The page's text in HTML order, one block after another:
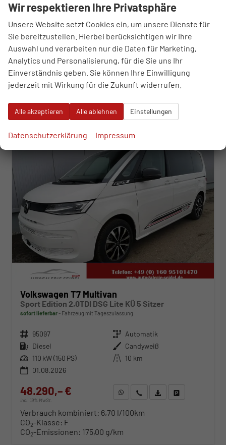
109014
Automatik
Kraftstoff Diesel Außenfarbe Puregrey
Leistung 110 kW (150 PS) Kilometerstand 10 km
01.11.2025
48.190,– €
incl. 19% MwSt.
WhatsApp anfragen
Wir rufen Sie anFahrzeugexposé (PDF)
Fahrzeug parken
CO -Klasse:F
CO2-Emissionen:175,00 g/km
ab 490,– € mtl.
Volkswagen T7 Multivan
Sport Edition 2,0TDI DSG Lite KÜ 5 Sitzer
sofort lieferbar Fahrzeug mit Tageszulassung
Fahrzeugnr. 95097 Getriebe Automatik
Kraftstoff Diesel Außenfarbe Candyweiß
Leistung 110 kW (150 PS) Kilometerstand 10 km
01.08.2026
48.290,– €
incl. 19% MwSt.
WhatsApp anfragen
Wir rufen Sie anFahrzeugexposé (PDF)
Verbrauch kombiniert: 6,70 l/100km
CO2-Klasse: F
CO2-Emissionen: 175,00 g/km
Wir respektieren Ihre Privatsphäre
Unsere Website setzt Cookies ein, um unsere Dienste für
Sie bereitzustellen. Hierbei berücksichtigen wir Ihre
Auswahl und verarbeiten nur die Daten für Marketing,
Analytics und Personalisierung, für die Sie uns Ihr
Einverständnis geben. Sie können Ihre Einwilligung
jederzeit mit Wirkung für die Zukunft widerrufen.
Alle akzeptieren Alle ablehnen Einstellungen
Datenschutzerklärung Impressum